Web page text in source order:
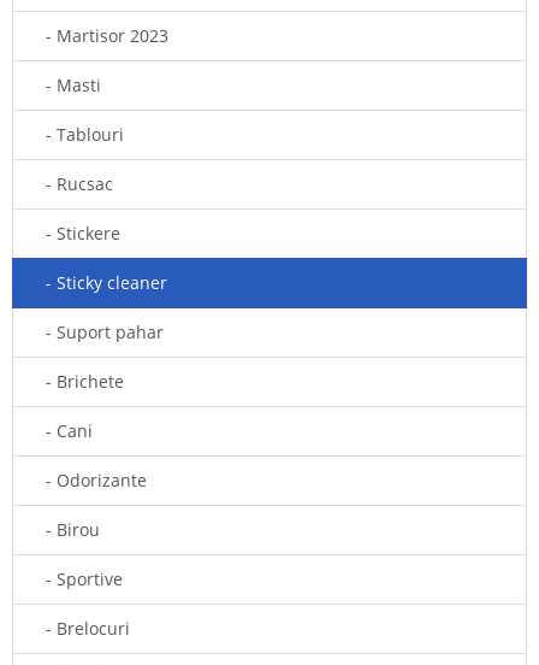
- Martisor 2023
- Masti
- Tablouri
- Rucsac
- Stickere
- Sticky cleaner
- Suport pahar
- Brichete
- Cani
- Odorizante
- Birou
- Sportive
- Brelocuri